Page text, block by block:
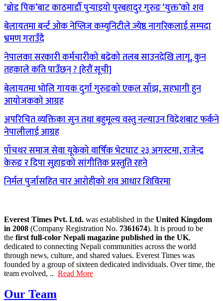
‘ब्रोड पिक’बाट काठमाडौँ पुर्‍याइयो पुरबहादुर गुरुङ ‘युक्त’को शव
बेलायतमा बर्न्ट ओक नेप्लिज कम्युनिटीले ज्येष्ठ नागरिकलाई सम्पदा
भ्रमण गराउँदै
नेपालका सरकारी कर्मचारीको बढेको तलब साउनदेखि लागू, कुन
तहकाले कति पाउँछन् ? [हेरौं सूची]
बेलायतमा भोलि गायक दुर्गा गुरुङको एकल साँझ, सहभागी हुन
आयोजकको आग्रह
अपरिचित व्यक्तिका सुन तथा बहुमूल्य वस्तु नल्याउन विदेशबाट फर्कने
नेपालीलाई आग्रह
पाँचथर समाज सेवा यूकेको वार्षिक भेटघाट २३ अगस्टमा, राजेन्द्र
केरुङ र दिपा सुहाङको सांगीतिक प्रस्तुति रहने
निर्मल पुर्जासहित चार आरोहीको शव आधार शिविरमा
Everest Times Pvt. Ltd. was established in the United Kingdom
in 2008 (Company Registration No. 7361674). It is proud to be
the first full-color Nepali magazine published in the UK,
dedicated to connecting Nepali communities across the world
through news, culture, and shared values. Everest Times was
founded by a group of sixteen dedicated individuals. Over time, the
team evolved, .. Read More
Our Team